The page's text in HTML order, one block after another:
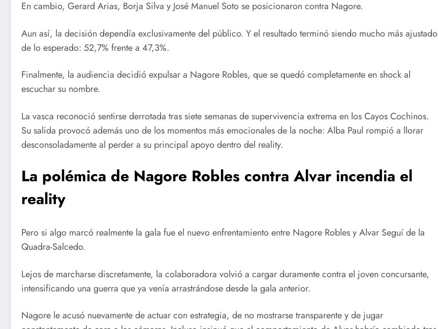
En cambio, Gerard Arias, Borja Silva y José Manuel Soto se posicionaron contra Nagore.
Aun así, la decisión dependía exclusivamente del público. Y el resultado terminó siendo mucho más ajustado
de lo esperado: 52,7% frente a 47,3%.
Finalmente, la audiencia decidió expulsar a Nagore Robles, que se quedó completamente en shock al
escuchar su nombre.
La vasca reconoció sentirse derrotada tras siete semanas de supervivencia extrema en los Cayos Cochinos.
Su salida provocó además uno de los momentos más emocionales de la noche: Alba Paul rompió a llorar
desconsoladamente al perder a su principal apoyo dentro del reality.
La polémica de Nagore Robles contra Alvar incendia el
reality
Pero si algo marcó realmente la gala fue el nuevo enfrentamiento entre Nagore Robles y Alvar Seguí de la
Quadra-Salcedo.
Lejos de marcharse discretamente, la colaboradora volvió a cargar duramente contra el joven concursante,
intensificando una guerra que ya venía arrastrándose desde la gala anterior.
Nagore le acusó nuevamente de actuar con estrategia, de no mostrarse transparente y de jugar